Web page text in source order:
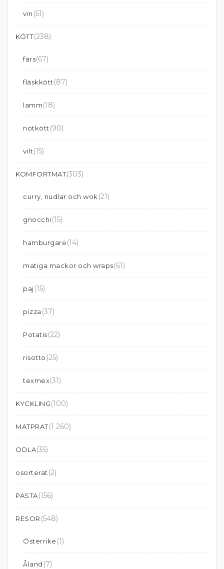
vin (51)
KÖTT(238)
färs(67)
fläskkött (87)
lamm(18)
nötkött (90)
vilt(15)
KOMFORTMAT(303)
curry, nudlar och wok (21)
gnocchi(15)
hamburgare(14)
matiga mackor och wraps(61)
paj(15)
pizza (37)
Potatis(22)
risotto (25)
texmex(31)
KYCKLING(100)
MATPRAT(1 260)
ODLA(35)
osorterat (2)
PASTA(156)
RESOR (548)
Österrike (1)
Åland (7)